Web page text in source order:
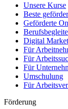
Unsere Kurse
Beste
Geförderte
Digital
Für
Für
Für
Umschulung
Für
Förderung